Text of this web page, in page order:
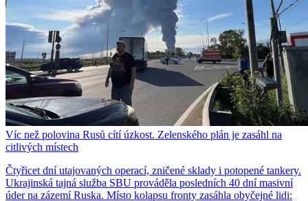
Víc než polovina Rusů cítí úzkost. Zelenského plán je zasáhl na
citlivých místech
Čtyřicet dní utajovaných operací, zničené sklady i potopené tankery.
Ukrajinská tajná služba SBU prováděla posledních 40 dní masivní
úder na zázemí Ruska. Místo kolapsu fronty zasáhla obyčejné lidi: